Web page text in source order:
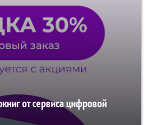
от сервиса цифровой